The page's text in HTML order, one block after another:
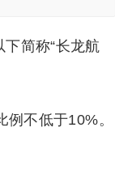
简称“长龙航
不低于10%。